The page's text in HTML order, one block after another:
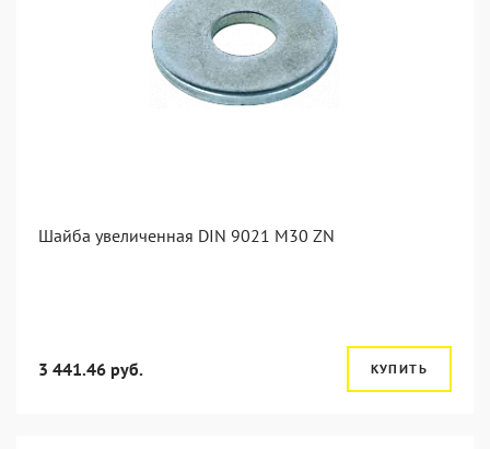
Шайба увеличенная DIN 9021 M30 ZN
3 441.46 руб. КУПИТЬ